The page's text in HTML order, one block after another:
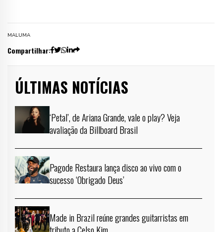
MALUMA
Compartilhar:
ÚLTIMAS NOTÍCIAS
‘Petal’, de Ariana Grande, vale o play? Veja
avaliação da Billboard Brasil
Pagode Restaura lança disco ao vivo com o
sucesso ‘Obrigado Deus’
Made in Brazil reúne grandes guitarristas em